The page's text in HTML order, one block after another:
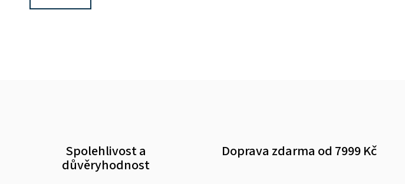
Spolehlivost a
důvěryhodnost
Doprava zdarma od 7999 Kč